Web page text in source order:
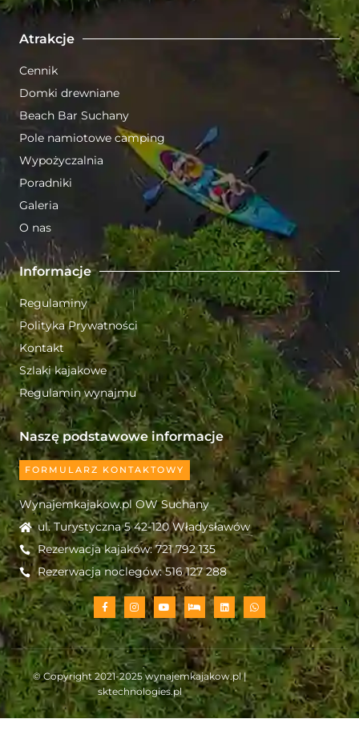
Atrakcje
Cennik
Domki drewniane
Beach Bar Suchany
Pole namiotowe camping
Wypożyczalnia
Poradniki
Galeria
O nas
Informacje
Regulaminy
Polityka Prywatności
Kontakt
Szlaki kajakowe
Regulamin wynajmu
Naszę podstawowe informacje
FORMULARZ KONTAKTOWY
Wynajemkajakow.pl OW Suchany
ul. Turystyczna 5 42-120 Władysławów
Rezerwacja kajaków: 721 792 135
Rezerwacja noclegów: 516 127 288
© Copyright 2021-2025wynajemkajakow.pl|
sktechnologies.pl